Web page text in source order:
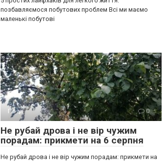
позбавляємося побутових проблем Всі ми маємо
маленькі побутові
Події 0
Не рубай дрова і не вір чужим
порадам: прикмети на 6 серпня
Не рубай дрова і не вір чужим порадам: прикмети на